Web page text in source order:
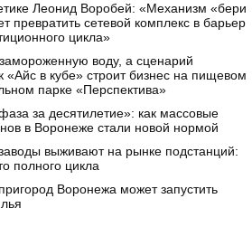
Леонид Воробей: «Механизм «бери
превратить сетевой комплекс в барьер
цикла»
воду, а сценарий
«Айс в кубе» строит бизнес на пищевом
парке «Перспектива»
за десятилетие»: как массовые
в Воронеже стали новой нормой
выживают на рынке подстанций:
полного цикла
Воронежа может запустить